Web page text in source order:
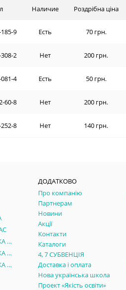
Наличие Роздрібна ціна
9 Есть 70 грн.
2 Нет 200 грн.
4 Есть 50 грн.
60-8 Нет 200 грн.
8 Нет 140 грн.
2 КЛАС (НОВА УКРАЇНСЬКА ШКОЛА)
5 КЛАС (НОВА УКРАЇНСЬКА ШКОЛА)
7 КЛАС (НОВА УКРАЇНСЬКА ШКОЛА)
ДОДАТКОВО
Про компанію
Партнерам
Новини
Акції
Контакти
Каталоги
4, 7 СУБВЕНЦІЯ
Доставка і оплата
Нова українська школа
Проект «Якість освіти»